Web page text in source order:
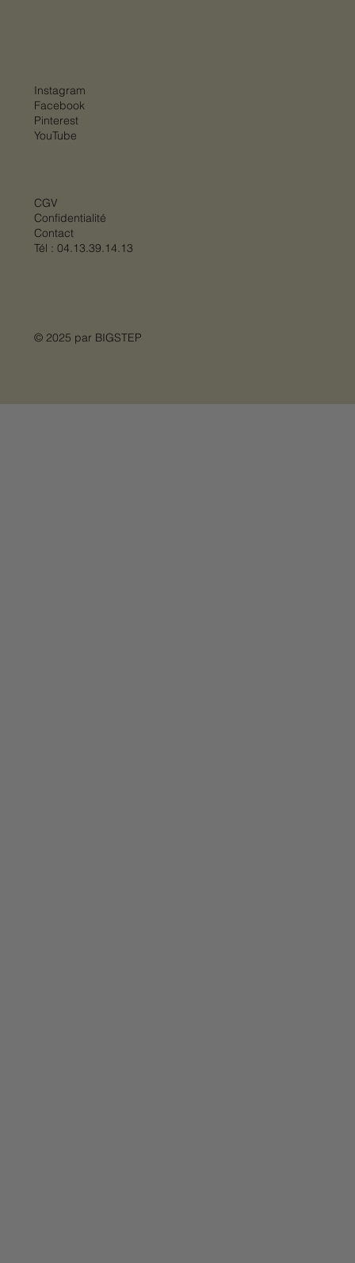
CGV
Confidentialité
Contact
Tél : 04.13.39.14.13
Instagram
Facebook
Pinterest
YouTube
© 2025 par BIGSTEP